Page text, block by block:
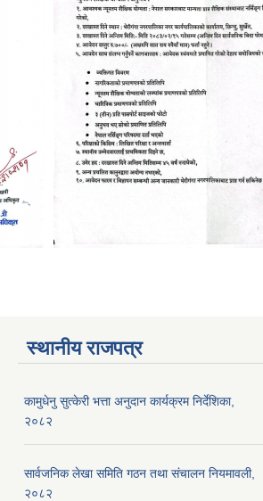
स्थानीय राजपत्र
कामुधेनु सुत्केरी भत्ता अनुदान कार्यक्रम निर्देशिका,
२०८२
सार्वजनिक लेखा समिति गठन तथा संचालन नियमावली,
२०८२